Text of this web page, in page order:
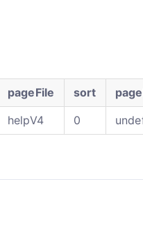
pageFile sort
helpV4 0